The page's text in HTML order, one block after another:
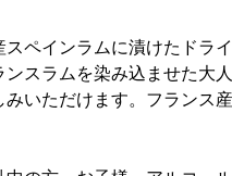
スペインラムに漬けたドラ
ンスラムを染み込ませた大
みいただけます。フランス